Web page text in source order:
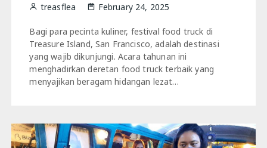
treasflea February 24, 2025
Bagi para pecinta kuliner, festival food truck di
Treasure Island, San Francisco, adalah destinasi
yang wajib dikunjungi. Acara tahunan ini
menghadirkan deretan food truck terbaik yang
menyajikan beragam hidangan lezat…